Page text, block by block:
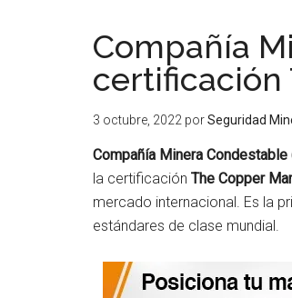
Compañía
certificación
3 octubre, 2022 porSeguridad
Compañía Minera Condestable
la certificación The Copper
mercado internacional. Es la
estándares de clase mundial.